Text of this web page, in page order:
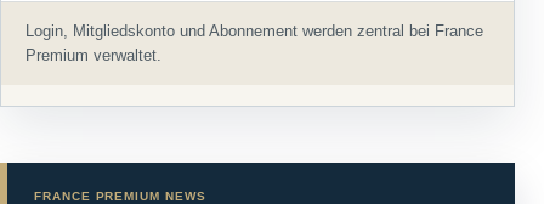
Login, Mitgliedskonto und Abonnement werden zentral bei France
Premium verwaltet.
FRANCE PREMIUM NEWS